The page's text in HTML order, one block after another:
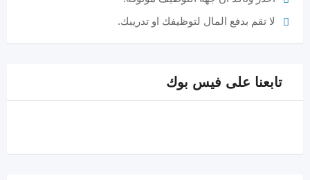
لا تقم بدفع المال لتوظيفك او تدريبك.
تابعنا على فيس بوك